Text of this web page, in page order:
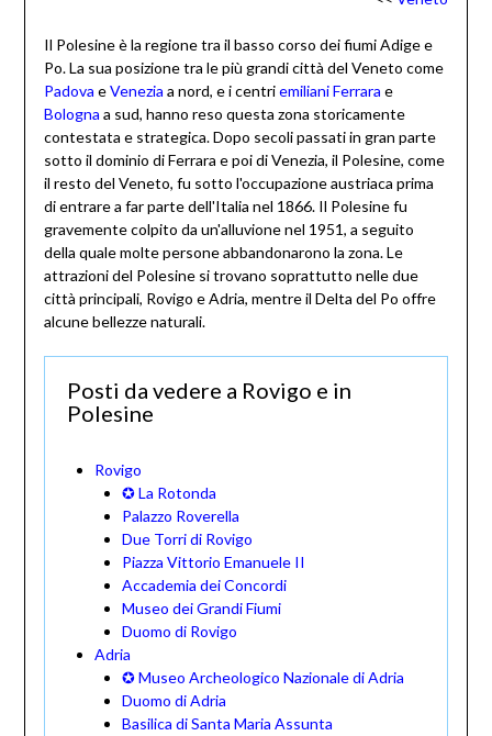
Il Polesine è la regione tra il basso corso dei fiumi Adige e
Po. La sua posizione tra le più grandi città del Veneto come
Padova eVenezia a nord, e i centriemiliani Ferrara e
Bologna a sud, hanno reso questa zona storicamente
contestata e strategica. Dopo secoli passati in gran parte
sotto il dominio di Ferrara e poi di Venezia, il Polesine, come
il resto del Veneto, fu sotto l'occupazione austriaca prima
di entrare a far parte dell'Italia nel 1866. Il Polesine fu
gravemente colpito da un'alluvione nel 1951, a seguito
della quale molte persone abbandonarono la zona. Le
attrazioni del Polesine si trovano soprattutto nelle due
città principali, Rovigo e Adria, mentre il Delta del Po offre
alcune bellezze naturali.
Posti da vedere a Rovigo e in
Polesine
Rovigo
✪ La Rotonda
Palazzo Roverella
Due Torri di Rovigo
Piazza Vittorio Emanuele II
Accademia dei Concordi
Museo dei Grandi Fiumi
Duomo di Rovigo
Adria
✪ Museo Archeologico Nazionale di Adria
Duomo di Adria
Basilica di Santa Maria Assunta